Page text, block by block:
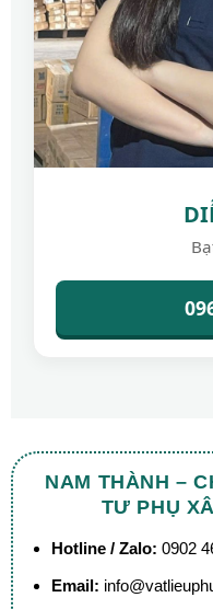
NAM THÀNH –
TƯ PHỤ
Hotline / Zalo: 0902
Email: